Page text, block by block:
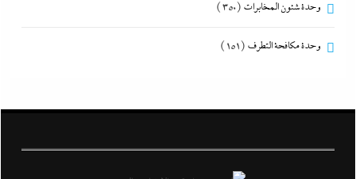
وحدة شئون المخابرات (350)
وحدة مكافحة التطرف (151)